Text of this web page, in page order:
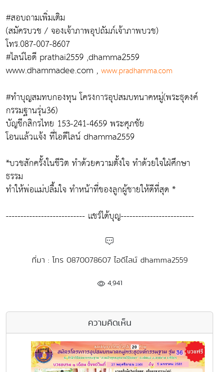
#สอบถามเพิ่มเติม
(สมัครบวช / จองเจ้าภาพอุปถัมภ์เจ้าภาพบวช)
โทร.087-007-8607
#ไลน์ไอดี prathai2559 ,dhamma2559
www.dhammadee.com , www.pradhamma.com
#ทำบุญสมทบกองทุน โครงการอุปสมบทนาคหมู่(พระธุดงค์
กรรมฐานรุ่น36)
บัญชีกสิกรไทย 153-241-4659 พระศุภชัย
โอนเเล้วเเจ้ง ที่ไอดีไลน์ dhamma2559
*บวชสักครั้งในชีวิต ทำด้วยความตั้งใจ ทำด้วยใจใฝ่ศึกษา
ธรรม
ทำให้พ่อเเม่ปลื้มใจ ทำหน้าที่ของลูกผู้ชายให้ดีที่สุด *
--------------------------- เเชร์ได้บุญ-------------------------
ที่มา : โทร 0870078607 ไอดีไลน์ dhamma2559
4,941
ความคิดเห็น